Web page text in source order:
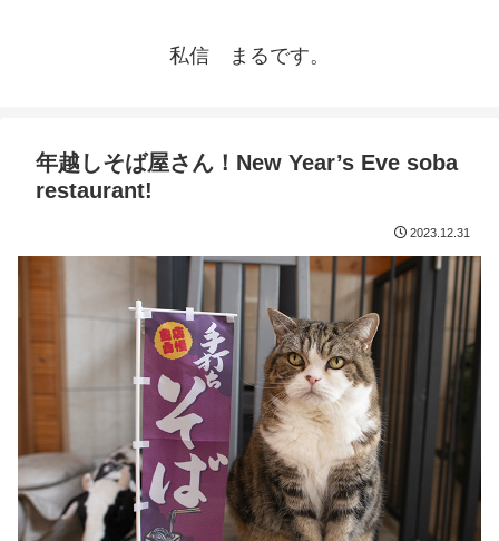
私信 まるです。
年越しそば屋さん！New Year’s Eve soba
restaurant!
2023.12.31